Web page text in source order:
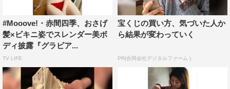
#Mooove!・赤間四季、おさげ
髪×ビキニ姿でスレンダー美ボ
ディ披露『グラビア...
TV LIFE
宝くじの買い方、気づいた人か
ら結果が変わっていく
PR(合同会社デジタルファーム )